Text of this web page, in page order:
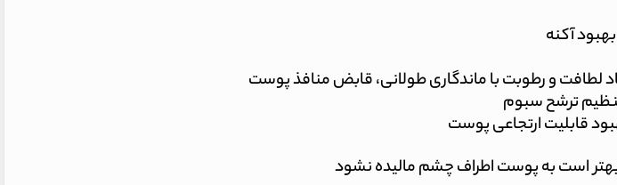
بهتر است به پوست اطراف چشم مالیده نشود